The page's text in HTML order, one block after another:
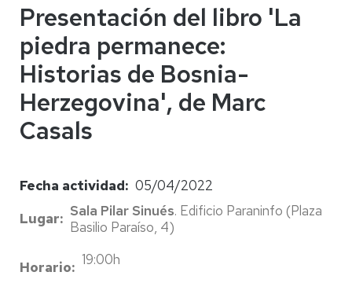
Presentación del libro 'La
piedra permanece:
Historias de Bosnia-
Herzegovina', de Marc
Casals
Fecha actividad
05/04/2022
Lugar
Sala Pilar Sinués. Edificio Paraninfo (Plaza
Basilio Paraíso, 4)
Horario
19:00h